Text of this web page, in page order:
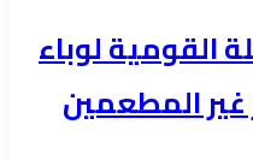
القومية لوباء
المطعمين